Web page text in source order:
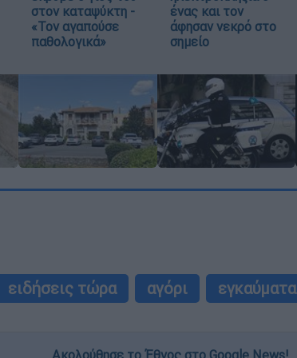
στον καταψύκτη -
«Τον αγαπούσε
παθολογικά»
ένας και τον
άφησαν νεκρό στο
σημείο
ειδήσεις τώρα αγόρι εγκαύματα
Ακολούθησε το Έθνος στο Google News!